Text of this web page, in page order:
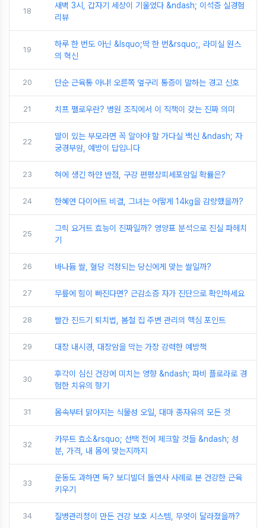
18
새벽 3시, 갑자기 세상이 기울었다 &ndash; 이석증 실경험
리뷰
19
하루 한 번도 아닌 &lsquo;딱 한 번&rsquo;, 라미실 원스
의 혁신
20 단순 근육통 아냐! 오른쪽 옆구리 통증이 말하는 경고 신호
21 치프 펠로우란? 병원 조직에서 이 직책이 갖는 진짜 의미
22
딸이 있는 부모라면 꼭 알아야 할 가다실 백신 &ndash; 자
궁경부암, 예방이 답입니다
23 혀에 생긴 하얀 반점, 구강 편평상피세포암일 확률은?
24 한혜연 다이어트 비결, 그녀는 어떻게 14kg을 감량했을까?
25
그릭 요거트 효능이 진짜일까? 영양표 분석으로 진실 파헤치
기
26 바나듐 쌀, 혈당 걱정되는 당신에게 맞는 쌀일까?
27 무릎에 힘이 빠진다면? 근감소증 자가 진단으로 확인하세요
28 빨간 진드기 퇴치법, 봄철 집 주변 관리의 핵심 포인트
29 대장 내시경, 대장암을 막는 가장 강력한 예방책
30
후각이 심신 건강에 미치는 영향 &ndash; 파비 플로라로 경
험한 치유의 향기
31 몸속부터 맑아지는 식물성 오일, 대마 종자유의 모든 것
32
카무트 효소&rsquo; 선택 전에 체크할 것들 &ndash; 성
분, 가격, 내 몸에 맞는지까지
33
운동도 과하면 독? 보디빌더 돌연사 사례로 본 건강한 근육
키우기
34 질병관리청이 만든 건강 보호 시스템, 무엇이 달라졌을까?